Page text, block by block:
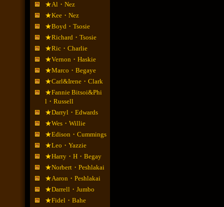
★Al・Nez
★Kee・Nez
★Boyd・Tsosie
★Richard・Tsosie
★Ric・Charlie
★Vernon・Haskie
★Marco・Begaye
★Carl&Irene・Clark
★Fannie Bitsoi&Phi
l・Russell
★Darryl・Edwards
★Wes・Willie
★Edison・Cummings
★Leo・Yazzie
★Harry・H・Begay
★Norbert・Peshlakai
★Aaron・Peshlakai
★Darrell・Jumbo
★Fidel・Bahe